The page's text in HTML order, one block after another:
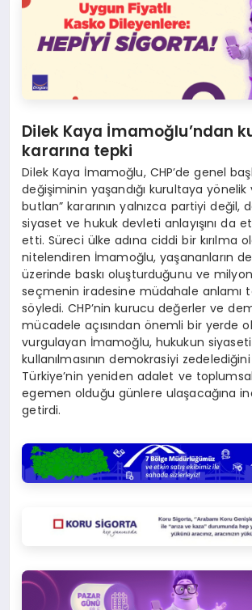
Dilek Kaya İmamoğlu’ndan
kararına tepki
Dilek Kaya İmamoğlu, CHP’de genel
değişiminin yaşandığı kurultaya
butlan” kararının yalnızca partiyi değil,
siyaset ve hukuk devleti anlayışını da
etti. Süreci ülke adına ciddi bir kırılma
nitelendiren İmamoğlu, yaşananların
üzerinde baskı oluşturduğunu ve
seçmenin iradesine müdahale anlamı
söyledi. CHP’nin kurucu değerler ve
mücadele açısından önemli bir yerde
vurgulayan İmamoğlu, hukukun
kullanılmasının demokrasiyi
Türkiye’nin yeniden adalet ve toplumsal
egemen olduğu günlere ulaşacağına
getirdi.